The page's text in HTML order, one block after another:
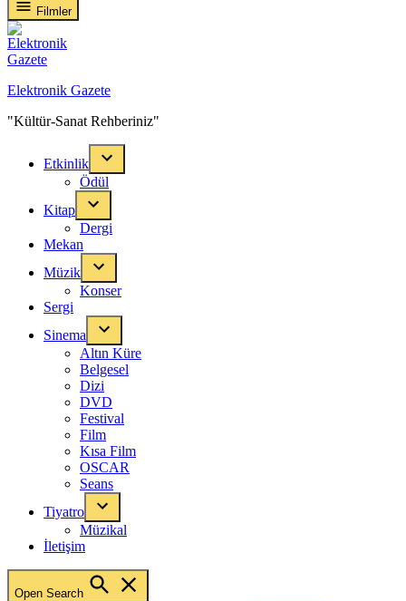
Filmler
Elektronik Gazete
"Kültür-Sanat Rehberiniz"
Etkinlik
Ödül
Kitap
Dergi
Mekan
Müzik
Konser
Sergi
Sinema
Altın Küre
Belgesel
Dizi
DVD
Festival
Film
Kısa Film
OSCAR
Seans
Tiyatro
Müzikal
İletişim
Open Search